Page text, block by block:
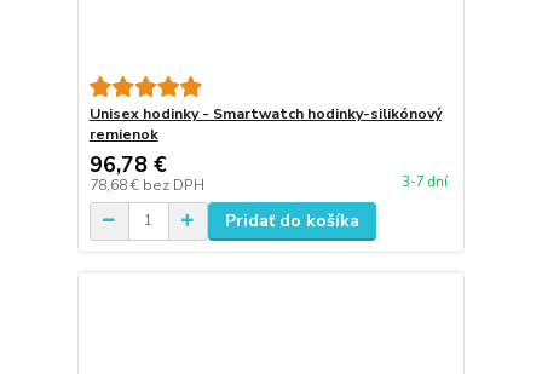
Unisex hodinky - Smartwatch hodinky-silikónový
remienok
96,78 €
78,68 € bez DPH 3-7 dní
Pridať do košíka